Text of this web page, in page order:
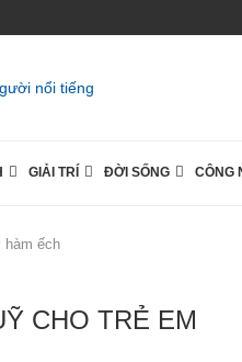
GIẢI TRÍ ĐỜI SỐNG CÔNG
hàm ếch
CHO TRẺ EM